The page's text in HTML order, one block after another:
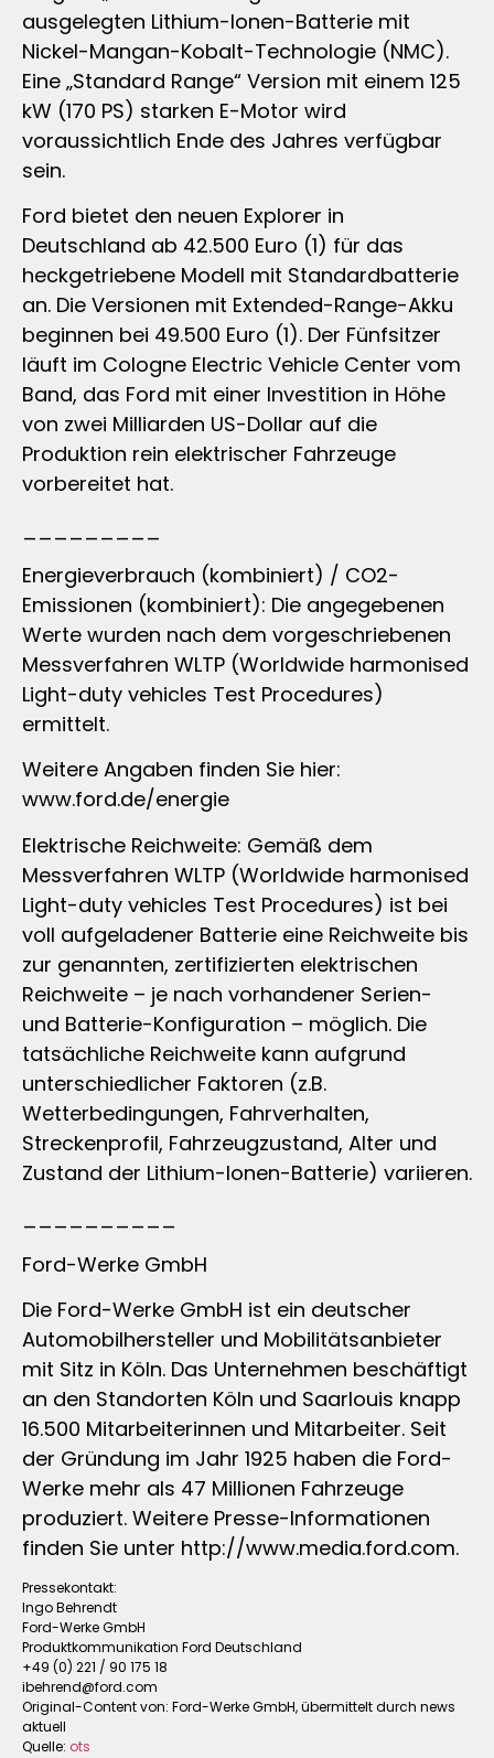
ausgelegten Lithium-Ionen-Batterie mit
Nickel-Mangan-Kobalt-Technologie (NMC).
Eine „Standard Range“ Version mit einem 125
kW (170 PS) starken E-Motor wird
voraussichtlich Ende des Jahres verfügbar
sein.
Ford bietet den neuen Explorer in
Deutschland ab 42.500 Euro (1) für das
heckgetriebene Modell mit Standardbatterie
an. Die Versionen mit Extended-Range-Akku
beginnen bei 49.500 Euro (1). Der Fünfsitzer
läuft im Cologne Electric Vehicle Center vom
Band, das Ford mit einer Investition in Höhe
von zwei Milliarden US-Dollar auf die
Produktion rein elektrischer Fahrzeuge
vorbereitet hat.
Energieverbrauch (kombiniert) / CO2-
Emissionen (kombiniert): Die angegebenen
Werte wurden nach dem vorgeschriebenen
Messverfahren WLTP (Worldwide harmonised
Light-duty vehicles Test Procedures)
ermittelt.
Weitere Angaben finden Sie hier:
www.ford.de/energie
Elektrische Reichweite: Gemäß dem
Messverfahren WLTP (Worldwide harmonised
Light-duty vehicles Test Procedures) ist bei
voll aufgeladener Batterie eine Reichweite bis
zur genannten, zertifizierten elektrischen
Reichweite – je nach vorhandener Serien-
und Batterie-Konfiguration – möglich. Die
tatsächliche Reichweite kann aufgrund
unterschiedlicher Faktoren (z.B.
Wetterbedingungen, Fahrverhalten,
Streckenprofil, Fahrzeugzustand, Alter und
Zustand der Lithium-Ionen-Batterie) variieren.
__________
Ford-Werke GmbH
Die Ford-Werke GmbH ist ein deutscher
Automobilhersteller und Mobilitätsanbieter
mit Sitz in Köln. Das Unternehmen beschäftigt
an den Standorten Köln und Saarlouis knapp
16.500 Mitarbeiterinnen und Mitarbeiter. Seit
der Gründung im Jahr 1925 haben die Ford-
Werke mehr als 47 Millionen Fahrzeuge
produziert. Weitere Presse-Informationen
finden Sie unter http://www.media.ford.com.
Pressekontakt:
Ingo Behrendt
Ford-Werke GmbH
Produktkommunikation Ford Deutschland
+49 (0) 221 / 90 175 18
ibehrend@ford.com
Original-Content von: Ford-Werke GmbH, übermittelt durch news
aktuell
Quelle: ots